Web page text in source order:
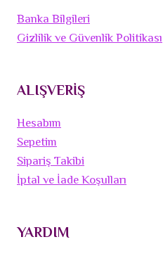
Banka Bilgileri
Gizlilik ve Güvenlik Politikası
ALIŞVERİŞ
Hesabım
Sepetim
Sipariş Takibi
İptal ve İade Koşulları
YARDIM